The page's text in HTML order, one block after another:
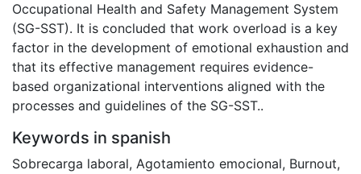
Occupational Health and Safety Management System
(SG-SST). It is concluded that work overload is a key
factor in the development of emotional exhaustion and
that its effective management requires evidence-
based organizational interventions aligned with the
processes and guidelines of the SG-SST..
Keywords in spanish
Sobrecarga laboral, Agotamiento emocional, Burnout,